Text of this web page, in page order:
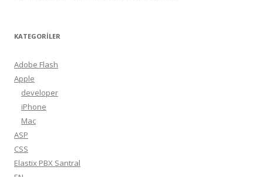
KATEGORILER
Adobe Flash
Apple
developer
iPhone
Mac
ASP
CSS
Elastix PBX Santral